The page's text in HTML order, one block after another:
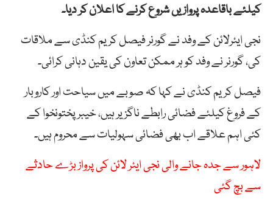
کیلئے باقاعدہ پروازیں شروع کرنے کا اعلان کر دیا۔
نجی ایئرلائن کے وفد نے گورنر فیصل کریم کنڈی سے ملاقات
کی، گورنر نے وفد کو ہر ممکن تعاون کی یقین دہانی کرائی۔
فیصل کریم کنڈی نے کہا کہ صوبے میں سیاحت اور کاروبار
کے فروغ کیلئے فضائی رابطے ناگزیر ہیں، خیبر پختونخوا کے
کئی اہم علاقے اب بھی فضائی سہولیات سے محروم ہیں۔
لاہور سے جدہ جانے والی نجی ایئر لائن کی پرواز بڑے حادثے
سے بچ گئی